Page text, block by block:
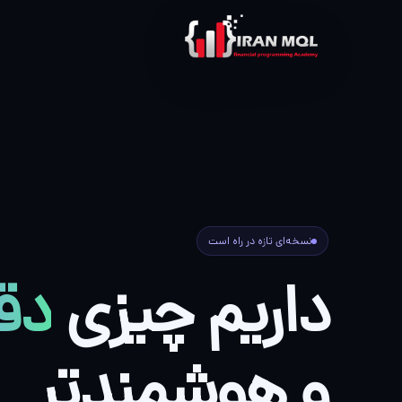
نسخه‌ای تازه در راه است
داریم چیزی